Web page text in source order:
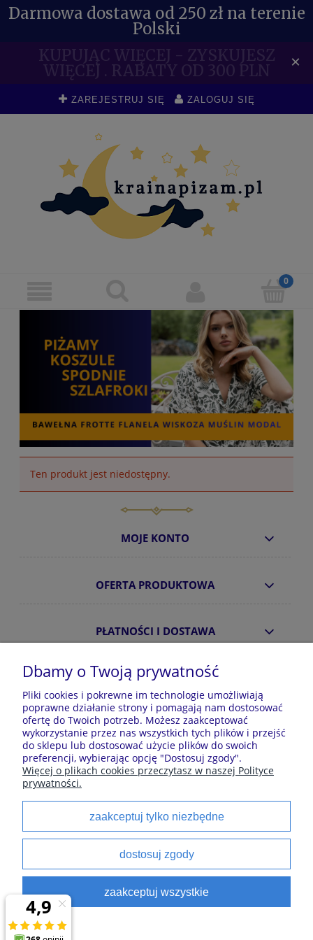
Darmowa dostawa od 250 zł na terenie
Polski
KUPUJĄC WIĘCEJ - ZYSKUJESZ
WIĘCEJ . RABATY OD 300 PLN ×
ZAREJESTRUJ SIĘ ZALOGUJ SIĘ
Ten produkt jest niedostępny.
MOJE KONTO
OFERTA PRODUKTOWA
PŁATNOŚCI I DOSTAWA
INFORMACJE
O NAS
Sklep z piżamami Kraina Piżam | Plac Zwycięstwa 7, 28-
100 Busko-Zdrój | E-mail: krainapizam@gmail.com | Tel.
602 809 945 | NIP: 6551814701 | REGON: 528344498
Polecane kategorie
Szlaforki dla dzieci
Piżamy damskie
Piżamy męskie
Koszule noce
Dbamy o Twoją prywatność
Pliki cookies i pokrewne im technologie umożliwiają
poprawne działanie strony i pomagają nam dostosować
ofertę do Twoich potrzeb. Możesz zaakceptować
wykorzystanie przez nas wszystkich tych plików i przejść
do sklepu lub dostosować użycie plików do swoich
preferencji, wybierając opcję "Dostosuj zgody".
Więcej o plikach cookies przeczytasz w naszej Polityce
prywatności.
zaakceptuj tylko niezbędne
dostosuj zgody
zaakceptuj wszystkie